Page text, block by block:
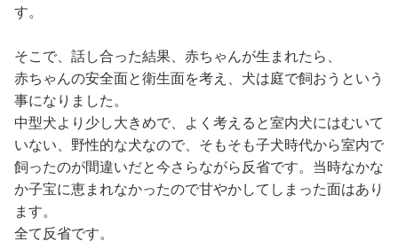
す。
そこで、話し合った結果、赤ちゃんが生まれたら、
赤ちゃんの安全面と衛生面を考え、犬は庭で飼おうという
事になりました。
中型犬より少し大きめで、よく考えると室内犬にはむいて
いない、野性的な犬なので、そもそも子犬時代から室内で
飼ったのが間違いだと今さらながら反省です。当時なかな
か子宝に恵まれなかったので甘やかしてしまった面はあり
ます。
全て反省です。